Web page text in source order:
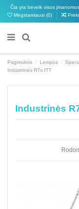
Čia yra beveik visos
Mėgstamiausi (0)
Pagrindinis Lempos
Industrinės R7s ITT
Industrinės